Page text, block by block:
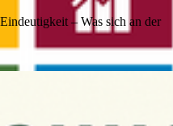
– Was sich an der